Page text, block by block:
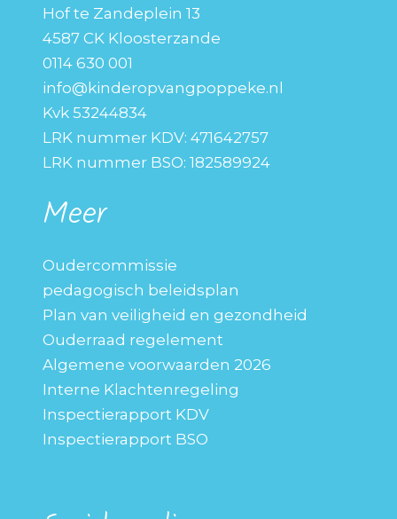
Hof te Zandeplein 13
4587 CK Kloosterzande
0114 630 001
info@kinderopvangpoppeke.nl
Kvk 53244834
LRK nummer KDV: 471642757
LRK nummer BSO: 182589924
Meer
Oudercommissie
pedagogisch beleidsplan
Plan van veiligheid en gezondheid
Ouderraad regelement
Algemene voorwaarden 2026
Interne Klachtenregeling
Inspectierapport KDV
Inspectierapport BSO